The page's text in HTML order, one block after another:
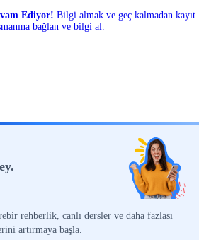
Ediyor! Bilgi almak ve geç kalmadan kayıt
bağlan ve bilgi al.
rehberlik, canlı dersler ve daha fazlası
artırmaya başla.